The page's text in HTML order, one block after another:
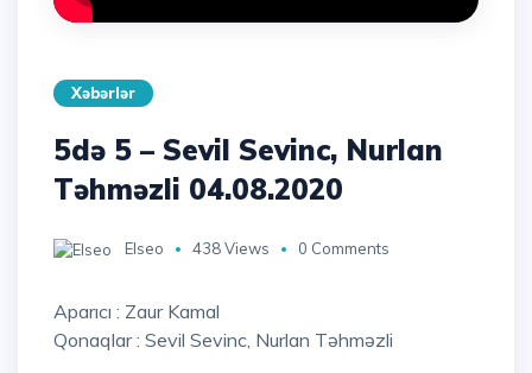
Xəbərlər
5də 5 – Sevil Sevinc, Nurlan
Təhməzli 04.08.2020
Elseo 438 Views 0 Comments
Aparıcı : Zaur Kamal
Qonaqlar : Sevil Sevinc, Nurlan Təhməzli